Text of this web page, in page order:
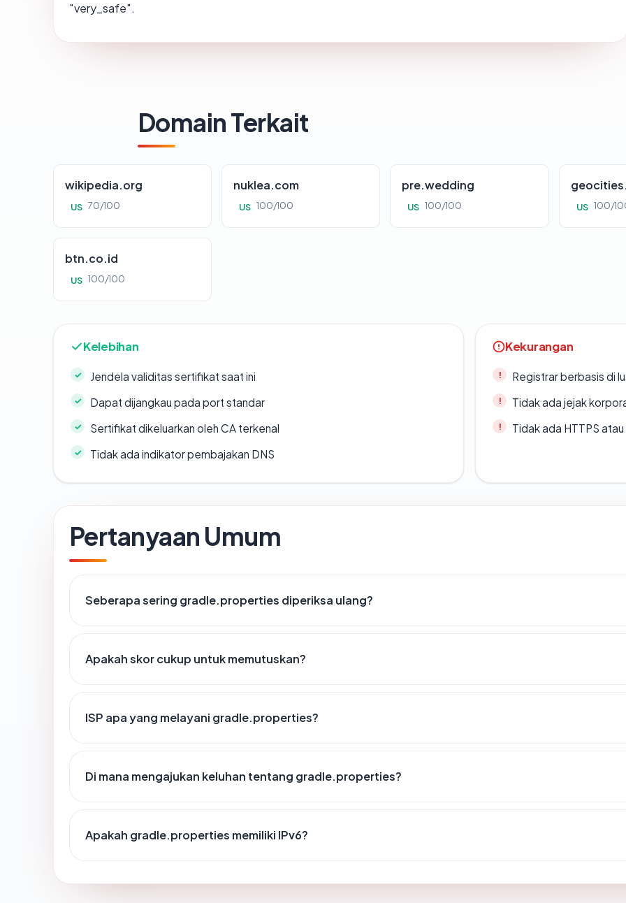
"very_safe".
Domain Terkait
wikipedia.org
US 70/100
nuklea.com
US 100/100
pre.wedding
US 100/100 US 100/
btn.co.id
US 100/100
Kelebihan
Jendela validitas sertifikat saat ini
Dapat dijangkau pada port standar
Sertifikat dikeluarkan oleh CA terkenal
Tidak ada indikator pembajakan DNS
Kekurangan
Registrar berbasis di
Tidak ada jejak
Tidak ada HTTPS
Pertanyaan Umum
Seberapa sering gradle.properties diperiksa ulang?
Apakah skor cukup untuk memutuskan?
ISP apa yang melayani gradle.properties?
Di mana mengajukan keluhan tentang gradle.properties?
Apakah gradle.properties memiliki IPv6?